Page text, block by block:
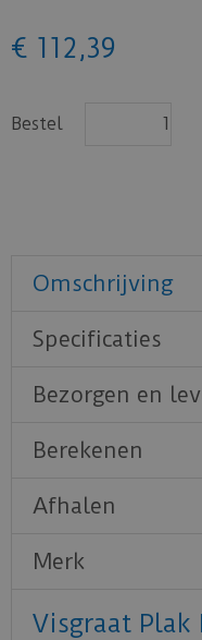
€ 112 ,39
Bestel
Omschrijving
Specificaties
Bezorgen en
Berekenen
Afhalen
Merk
Visgraat Plak